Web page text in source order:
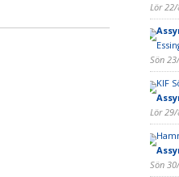
Lör
Sön
KIF
Lör 29/
Sön